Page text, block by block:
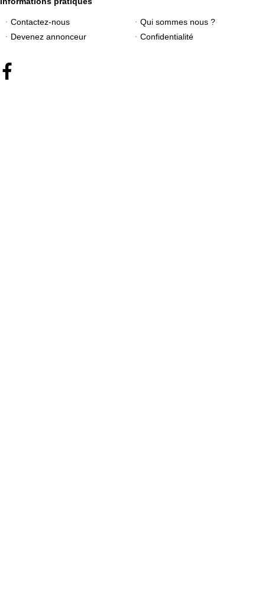
Contactez-nous
Qui sommes nous ?
Devenez annonceur
Confidentialité